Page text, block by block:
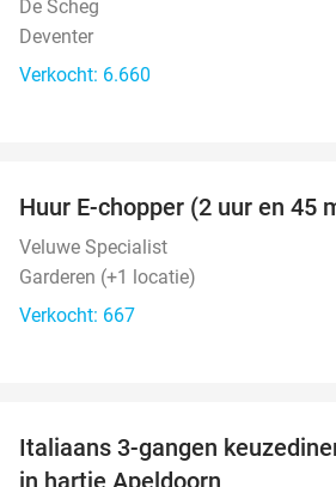
De Scheg
Deventer
Verkocht: 6.660
Huur E-chopper (2 uur en 45
Veluwe Specialist
Garderen (+1 locatie)
Verkocht: 667
Italiaans 3-gangen
in hartje Apeldoorn